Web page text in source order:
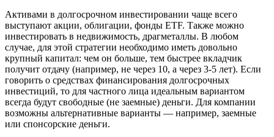
Активами в долгосрочном инвестировании чаще всего
выступают акции, облигации, фонды ETF. Также можно
инвестировать в недвижимость, драгметаллы. В любом
случае, для этой стратегии необходимо иметь довольно
крупный капитал: чем он больше, тем быстрее вкладчик
получит отдачу (например, не через 10, а через 3-5 лет). Если
говорить о средствах финансирования долгосрочных
инвестиций, то для частного лица идеальным вариантом
всегда будут свободные (не заемные) деньги. Для компании
возможны альтернативные варианты — например, заемные
или спонсорские деньги.